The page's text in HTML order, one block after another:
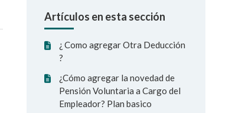
Artículos en esta sección
¿ Como agregar Otra Deducción
?
¿Cómo agregar la novedad de
Pensión Voluntaria a Cargo del
Empleador? Plan basico